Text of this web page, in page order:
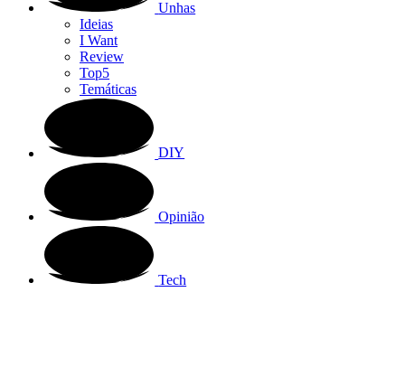
Unhas
Ideias
I Want
Review
Top5
Temáticas
DIY
Opinião
Tech